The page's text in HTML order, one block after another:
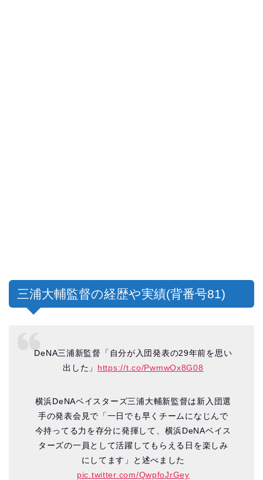
三浦大輔監督の経歴や実績(背番号81)
DeNA三浦新監督「自分が入団発表の29年前を思い
出した」 https://t.co/PwmwOx8G08
横浜DeNAベイスターズ三浦大輔新監督は新入団選
手の発表会見で「一日でも早くチームになじんで
今持ってる力を存分に発揮して、横浜DeNAベイス
ターズの一員として活躍してもらえる日を楽しみ
にしてます」と述べました
pic.twitter.com/QwpfoJrGey